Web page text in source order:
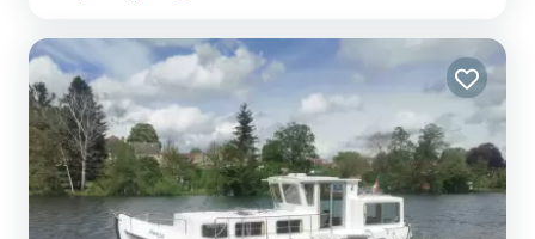
jeden Tag neue Abenteuer. Nicht nur die schöne Natur, auc...